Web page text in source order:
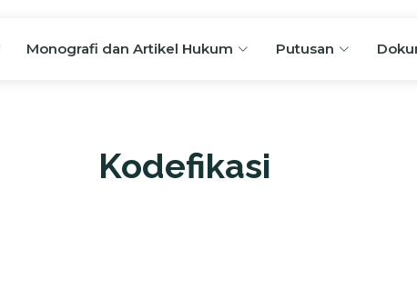
Monografi dan Artikel Hukum Putusan
Kodefikasi